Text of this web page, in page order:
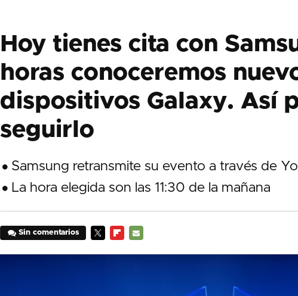
Hoy tienes cita con
horas conoceremos
dispositivos Galaxy. Así
seguirlo
Samsung retransmite su evento a través de
La hora elegida son las 11:30 de la mañana
Sin comentarios